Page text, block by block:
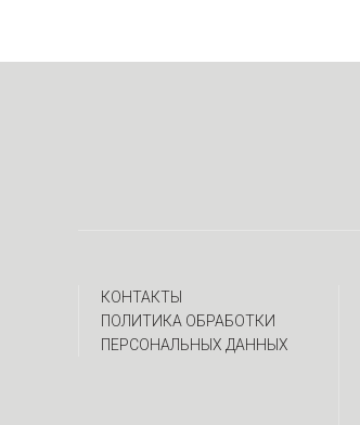
КОНТАКТЫ
ПОЛИТИКА ОБРАБОТКИ
ПЕРСОНАЛЬНЫХ ДАННЫХ